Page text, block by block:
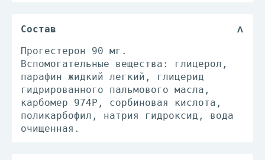
Состав
Прогестерон 90 мг.
Вспомогательные вещества: глицерол,
парафин жидкий легкий, глицерид
гидрированного пальмового масла,
карбомер 974Р, сорбиновая кислота,
поликарбофил, натрия гидроксид, вода
очищенная.